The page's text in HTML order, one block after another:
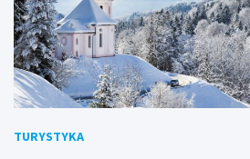
TURYSTYKA